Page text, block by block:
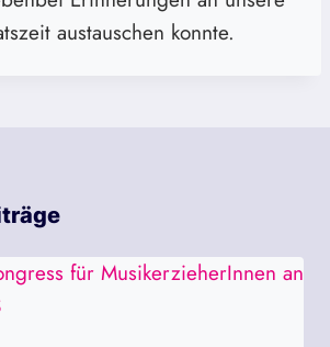
austauschen konnte.